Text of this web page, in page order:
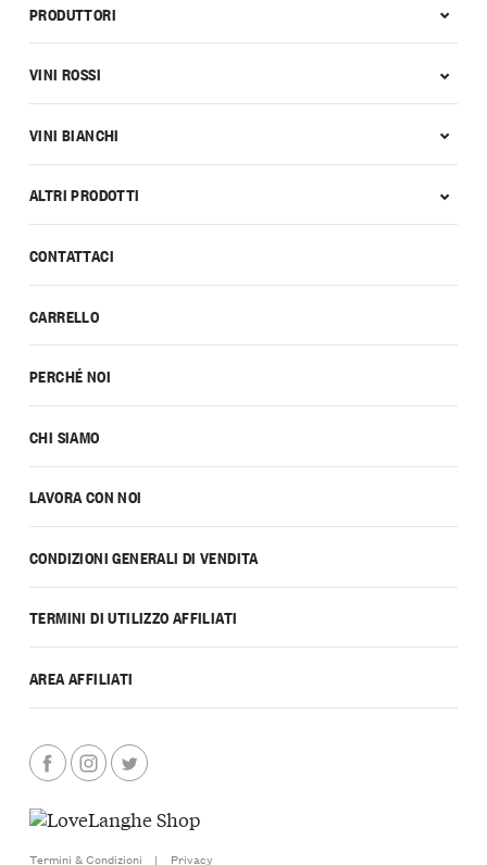
CONTATTACI
CARRELLO
PERCHÉ NOI
CHI SIAMO
LAVORA CON NOI
CONDIZIONI GENERALI DI VENDITA
TERMINI DI UTILIZZO AFFILIATI
AREA AFFILIATI
PRODUTTORI
VINI ROSSI
VINI BIANCHI
ALTRI PRODOTTI
Termini & Condizioni | Privacy